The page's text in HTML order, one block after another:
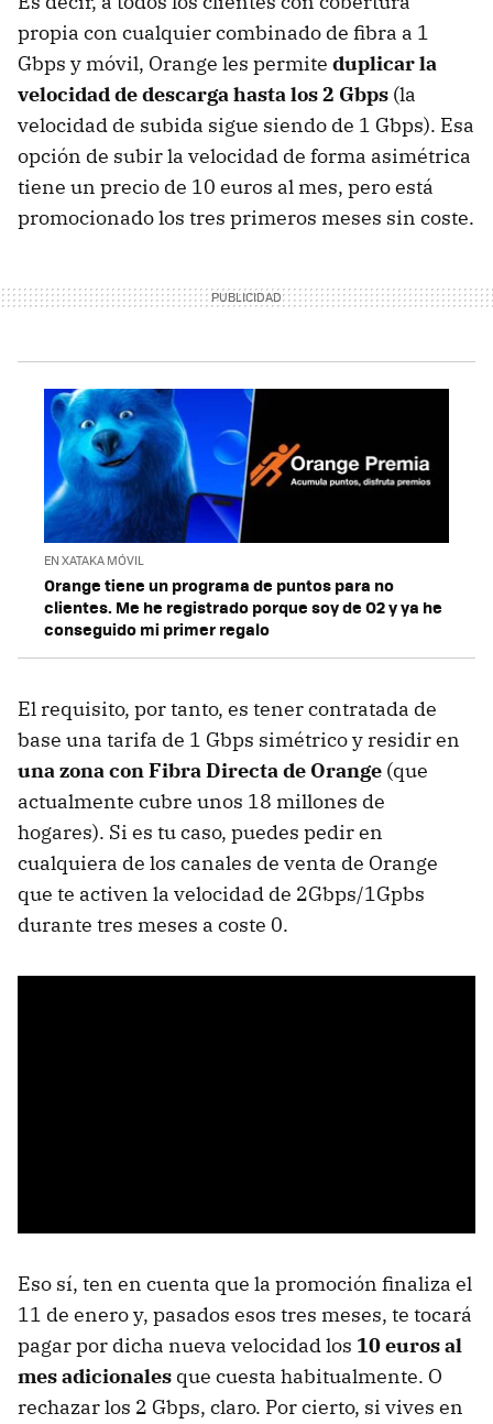
propia con cualquier combinado de fibra a 1
Gbps y móvil, Orange les permite duplicar la
velocidad de descarga hasta los 2 Gbps (la
velocidad de subida sigue siendo de 1 Gbps). Esa
opción de subir la velocidad de forma asimétrica
tiene un precio de 10 euros al mes, pero está
promocionado los tres primeros meses sin coste.
EN XATAKA MÓVIL
Orange tiene un programa de puntos para no
clientes. Me he registrado porque soy de O2 y ya he
conseguido mi primer regalo
El requisito, por tanto, es tener contratada de
base una tarifa de 1 Gbps simétrico y residir en
una zona con Fibra Directa de Orange (que
actualmente cubre unos 18 millones de
hogares). Si es tu caso, puedes pedir en
cualquiera de los canales de venta de Orange
que te activen la velocidad de 2Gbps/1Gpbs
durante tres meses a coste 0.
Eso sí, ten en cuenta que la promoción finaliza el
11 de enero y, pasados esos tres meses, te tocará
pagar por dicha nueva velocidad los 10 euros al
mes adicionales que cuesta habitualmente. O
rechazar los 2 Gbps, claro. Por cierto, si vives en